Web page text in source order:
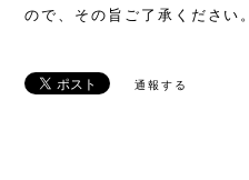
ので、その旨ご了承ください。
通報する